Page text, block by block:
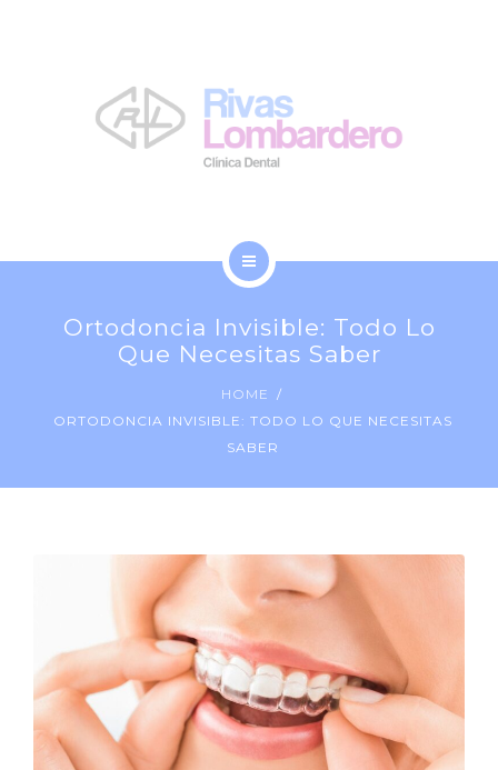
TRATAMIENTOS
CONTACTO
Ortodoncia Invisible: Todo Lo
Que Necesitas Saber
HOME
ORTODONCIA INVISIBLE: TODO LO QUE NECESITAS
SABER